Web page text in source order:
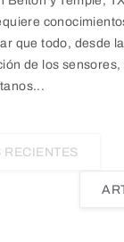
que todo, desde
de los sensores,
RECIENTES